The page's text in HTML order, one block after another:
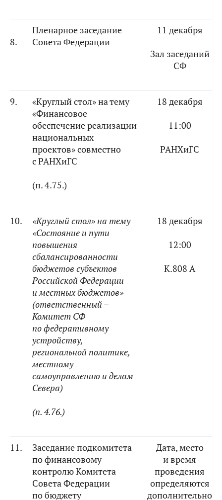
8.
Пленарное заседание
Совета Федерации
11 декабря
Зал заседаний
СФ
9.
«Круглый стол» на тему
«Финансовое
обеспечение реализации
национальных
проектов» совместно
с РАНХиГС
(п. 4.75.)
18 декабря
11:00
РАНХиГС
10.
«Круглый стол» на тему
«Состояние и пути
повышения
сбалансированности
бюджетов субъектов
Российской Федерации
и местных бюджетов»
(ответственный –
Комитет СФ
по федеративному
устройству,
региональной политике,
местному
самоуправлению и делам
Севера)
(п. 4.76.)
18 декабря
12:00
К.808 А
11.
Заседание подкомитета
по финансовому
контролю Комитета
Совета Федерации
по бюджету
Дата, место
и время
проведения
определяются
дополнительно